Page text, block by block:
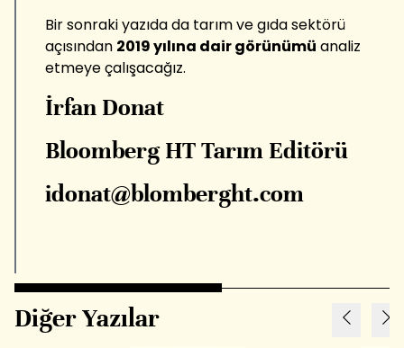
Bir sonraki yazıda da tarım ve gıda sektörü
açısından 2019 yılına dair görünümü analiz
etmeye çalışacağız.
İrfan Donat
Bloomberg HT Tarım Editörü
idonat@blomberght.com
Diğer Yazılar